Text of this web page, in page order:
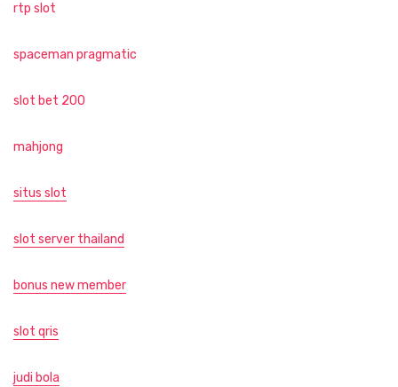
rtp slot
spaceman pragmatic
slot bet 200
mahjong
situs slot
slot server thailand
bonus new member
slot qris
judi bola